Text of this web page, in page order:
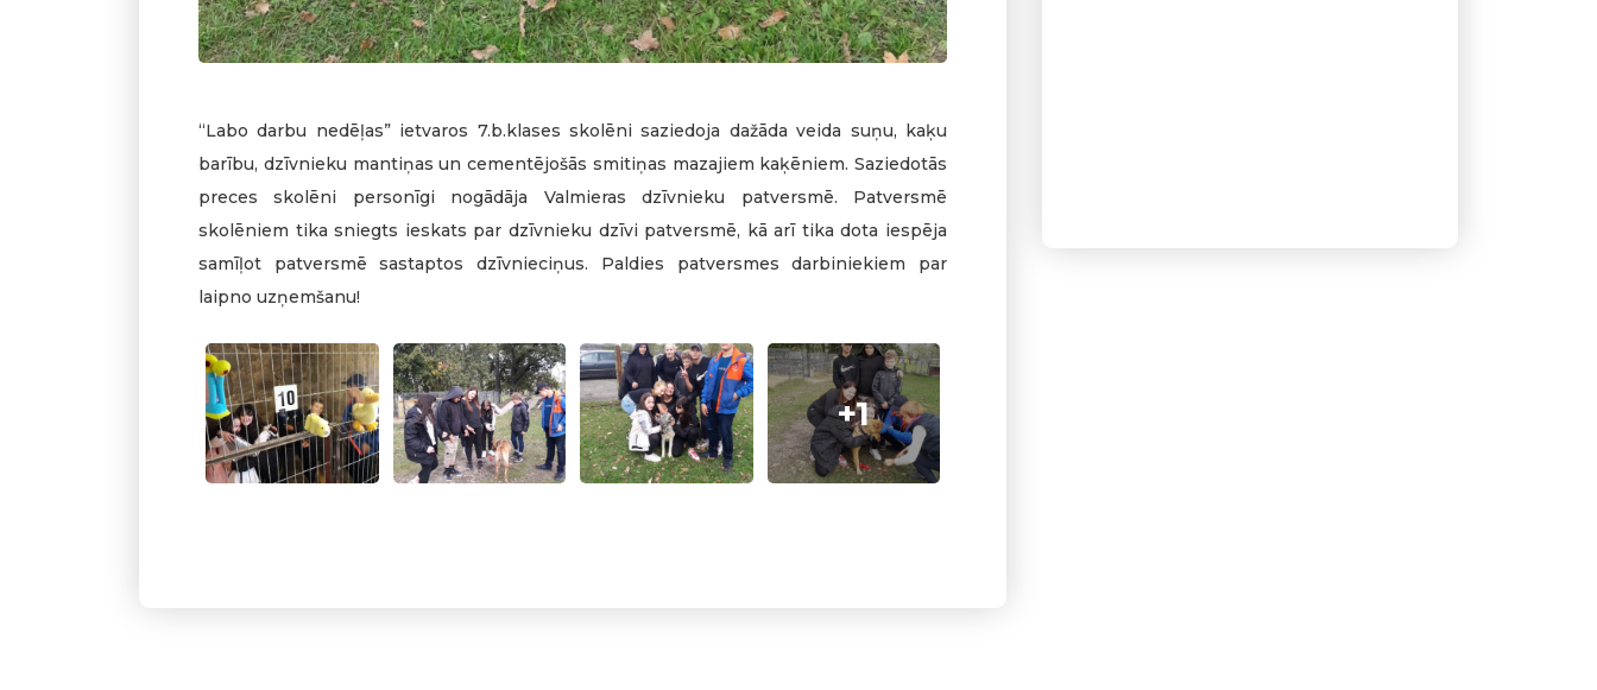
“Labo darbu nedēļas” ietvaros 7.b.klases skolēni saziedoja dažāda veida suņu, kaķu
barību, dzīvnieku mantiņas un cementējošās smitiņas mazajiem kaķēniem. Saziedotās
preces skolēni personīgi nogādāja Valmieras dzīvnieku patversmē. Patversmē
skolēniem tika sniegts ieskats par dzīvnieku dzīvi patversmē, kā arī tika dota iespēja
samīļot patversmē sastaptos dzīvnieciņus. Paldies patversmes darbiniekiem par
laipno uzņemšanu!
+1